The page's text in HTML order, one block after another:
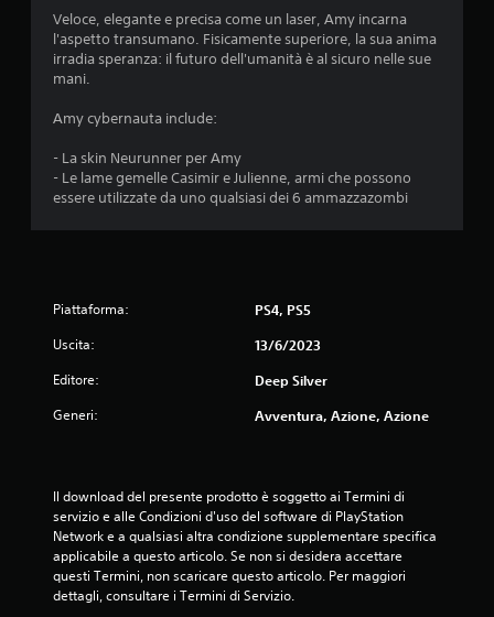
d
i
5
9
l
s
u
c
Veloce, elegante e precisa come un laser, Amy incarna
l'aspetto transumano. Fisicamente superiore, la sua anima
irradia speranza: il futuro dell'umanità è al sicuro nelle sue
mani.
Amy cybernauta include:
- La skin Neurunner per Amy
- Le lame gemelle Casimir e Julienne, armi che possono
essere utilizzate da uno qualsiasi dei 6 ammazzazombi
Piattaforma: PS4, PS5
Uscita: 13/6/2023
Editore: Deep Silver
Generi: Avventura, Azione, Azione
Il download del presente prodotto è soggetto ai Termini di
servizio e alle Condizioni d'uso del software di PlayStation
Network e a qualsiasi altra condizione supplementare specifica
applicabile a questo articolo. Se non si desidera accettare
questi Termini, non scaricare questo articolo. Per maggiori
dettagli, consultare i Termini di Servizio.